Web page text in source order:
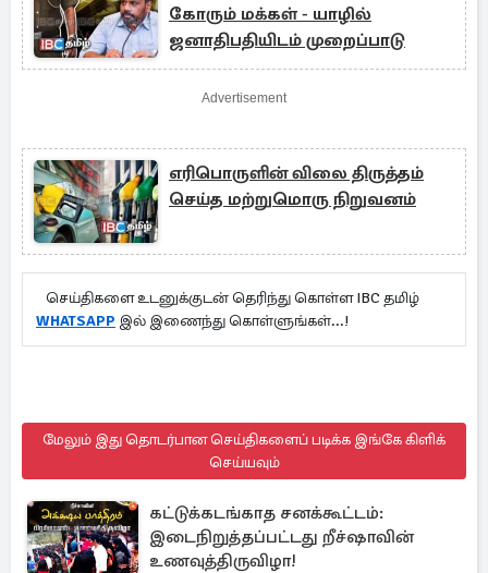
கோரும் மக்கள் - யாழில்
ஜனாதிபதியிடம் முறைப்பாடு
Advertisement
எரிபொருளின் விலை திருத்தம்
செய்த மற்றுமொரு நிறுவனம்
செய்திகளை உடனுக்குடன் தெரிந்து கொள்ள IBC தமிழ்
WHATSAPP இல் இணைந்து கொள்ளுங்கள்...!
மேலும் இது தொடர்பான செய்திகளைப் படிக்க இங்கே கிளிக்
செய்யவும்
கட்டுக்கடங்காத சனக்கூட்டம்:
இடைநிறுத்தப்பட்டது றீச்ஷாவின்
உணவுத்திருவிழா!